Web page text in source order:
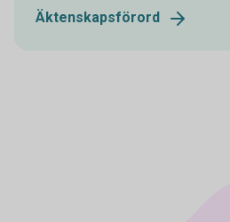
Äktenskapsförord